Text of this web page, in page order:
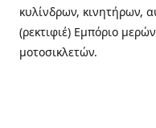
κυλίνδρων, κινητήρων,
(ρεκτιφιέ) Εμπόριο
μοτοσικλετών.